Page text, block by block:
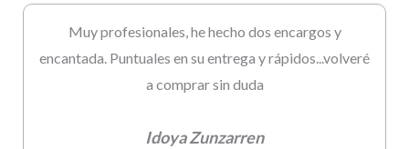
Muy profesionales, he hecho dos encargos y
encantada. Puntuales en su entrega y rápidos...volveré
a comprar sin duda
Idoya Zunzarren